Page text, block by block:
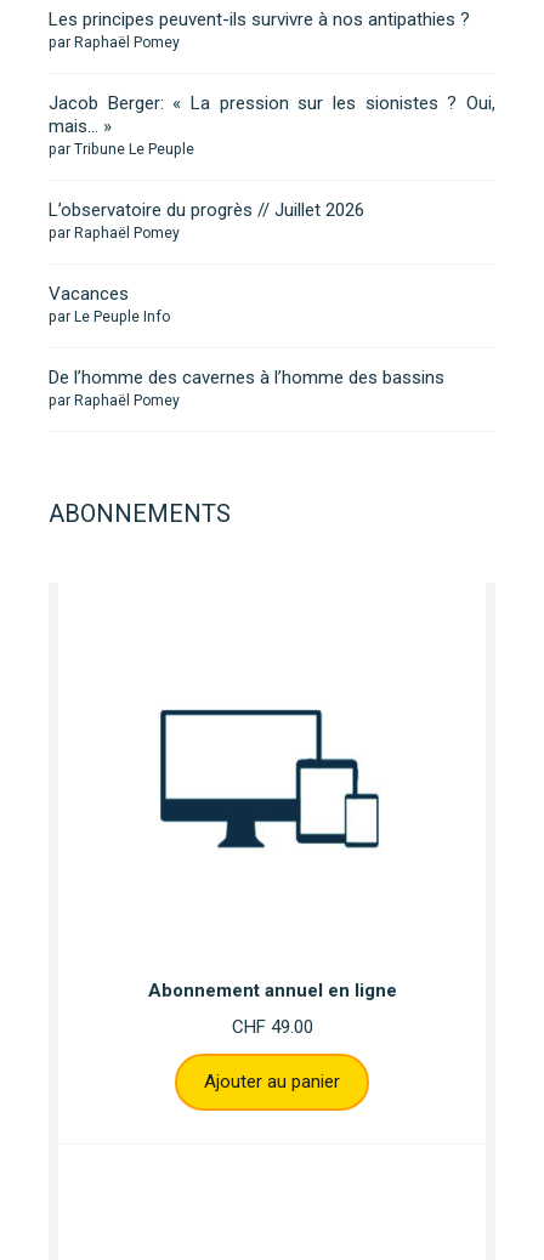
Les principes peuvent-ils survivre à nos antipathies ?
par Raphaël Pomey
Jacob Berger: « La pression sur les sionistes ? Oui,
mais… »
par Tribune Le Peuple
L’observatoire du progrès // Juillet 2026
par Raphaël Pomey
Vacances
par Le Peuple Info
De l’homme des cavernes à l’homme des bassins
par Raphaël Pomey
ABONNEMENTS
Abonnement annuel en ligne
CHF49.00
Ajouter au panier